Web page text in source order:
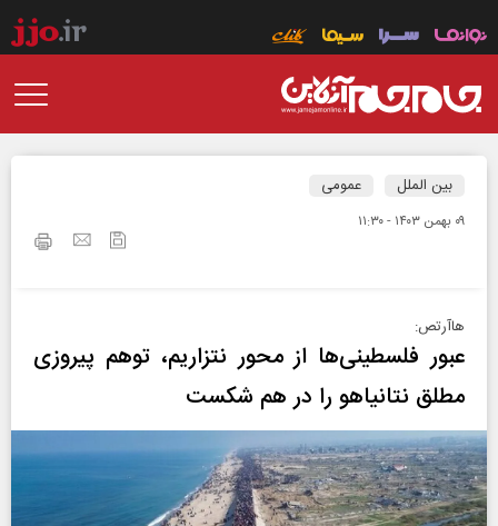
بین الملل عمومی
۰۹ بهمن ۱۴۰۳ - ۱۱:۳۰
هاآرتص:
عبور فلسطینی‌ها از محور نتزاریم، توهم پیروزی
مطلق نتانیاهو را در هم شکست